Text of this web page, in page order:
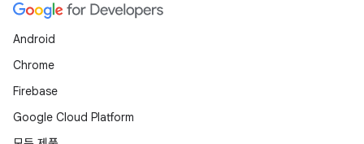
Android
Chrome
Firebase
Google Cloud Platform